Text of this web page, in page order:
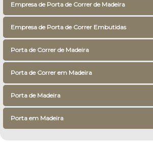
Empresa de Porta de Correr de Madeira
Empresa de Porta de Correr Embutidas
Porta de Correr de Madeira
Porta de Correr em Madeira
Porta de Madeira
Porta em Madeira